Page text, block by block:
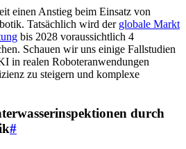
einen Anstieg beim Einsatz von
Tatsächlich wird der globale Markt
bis 2028 voraussichtlich 4
Schauen wir uns einige Fallstudien
in realen Roboteranwendungen
zu steigern und komplexe
durch
#